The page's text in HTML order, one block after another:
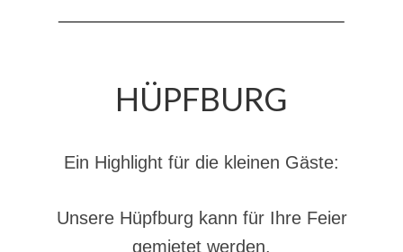
10 Jahre KatS-Zug
Infos
Chronik des Musikzug
HÜPFBURG
Ein Highlight für die kleinen Gäste:
Unsere Hüpfburg kann für Ihre Feier
gemietet werden.